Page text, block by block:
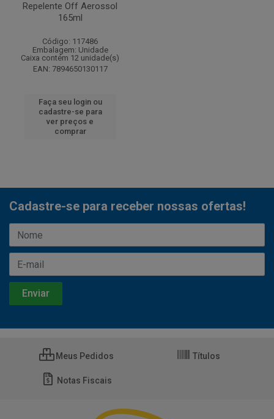
Repelente Off Aerossol
165ml
Código: 117486
Embalagem: Unidade
Caixa contém 12 unidade(s)
EAN: 7894650130117
Faça seu login ou
cadastre-se para
ver preços e
comprar
Cadastre-se para receber nossas ofertas!
Meus Pedidos Títulos
Notas Fiscais